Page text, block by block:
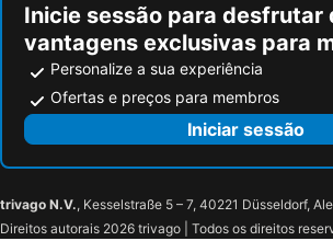
B&b Midtown Amsterdam
Inicie sessão para desfrutar
vantagens exclusivas para
Personalize a sua experiência
Ofertas e preços para membros
Iniciar sessão
trivago N.V., Kesselstraße 5 – 7, 40221 Düsseldorf,
Direitos autorais 2026 trivago | Todos os direitos